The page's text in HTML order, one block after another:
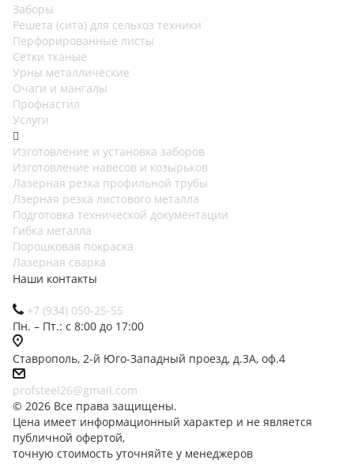
Заборы
Решета (сита) для сельхоз техники
Перфорированные листы
Сетки тканые
Урны металлические
Очаги и мангалы
Профнастил
Услуги
Изготовление и установка заборов
Изготовление навесов и козырьков
Лазерная резка профильной трубы
Лзерная резка листового металла
Подготовка технической документации
Гибка металла
Порошковая покраска
Лазерная сварка
Наши контакты
+7 (934) 050-25-55
Пн. – Пт.: с 8:00 до 17:00
Ставрополь, 2-й Юго-Западный проезд, д.3А, оф.4
profsteel26@gmail.com
© 2026 Все права защищены.
Цена имеет информационный характер и не является
публичной офертой,
точную стоимость уточняйте у менеджеров